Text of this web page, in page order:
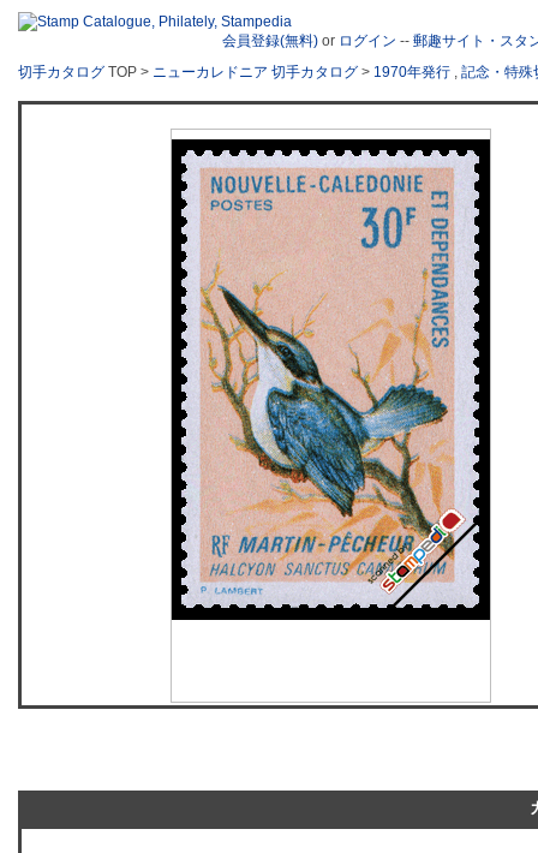
会員登録(無料) or ログイン -- 郵趣サイト・スタ
切手カタログ TOP > ニューカレドニア 切手カタログ > 1970年発行 , 記念・特殊